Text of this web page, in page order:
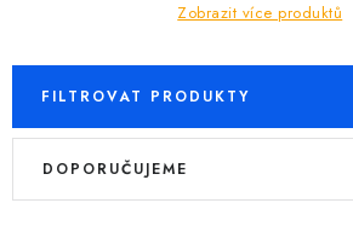
Zobrazit více produktů
FILTROVAT PRODUKTY
V
Ř
DOPORUČUJEME